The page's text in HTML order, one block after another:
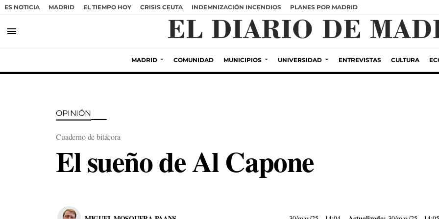
ES NOTICIA MADRID EL TIEMPO HOY CRISIS CEUTA INDEMNIZACIÓN INCENDIOS PLANES POR MADRID
menu
MADRID COMUNIDAD MUNICIPIOS UNIVERSIDAD ENTREVISTAS CULTURA
OPINIÓN
Cuaderno de bitácora
El sueño de Al Capone